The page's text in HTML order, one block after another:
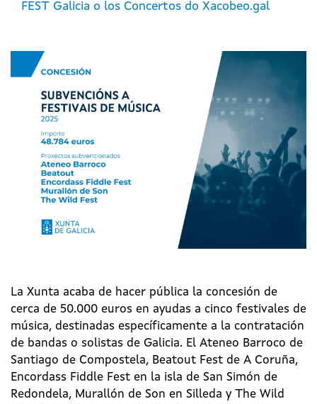
FEST Galicia o los Concertos do Xacobeo.gal
La Xunta acaba de hacer pública la concesión de
cerca de 50.000 euros en ayudas a cinco festivales de
música, destinadas específicamente a la contratación
de bandas o solistas de Galicia. El Ateneo Barroco de
Santiago de Compostela, Beatout Fest de A Coruña,
Encordass Fiddle Fest en la isla de San Simón de
Redondela, Murallón de Son en Silleda y The Wild